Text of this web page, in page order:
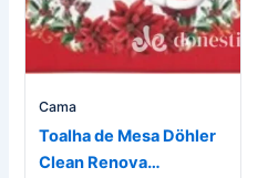
Cama
Toalha de Mesa Döhler
Clean Renova